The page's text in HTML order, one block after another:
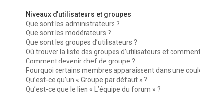
Niveaux d’utilisateurs et groupes
Que sont les administrateurs ?
Que sont les modérateurs ?
Que sont les groupes d’utilisateurs ?
Où trouver la liste des groupes d’utilisateurs et
Comment devenir chef de groupe ?
Pourquoi certains membres apparaissent dans une
Qu’est-ce qu’un « Groupe par défaut » ?
Qu’est-ce que le lien « L’équipe du forum » ?